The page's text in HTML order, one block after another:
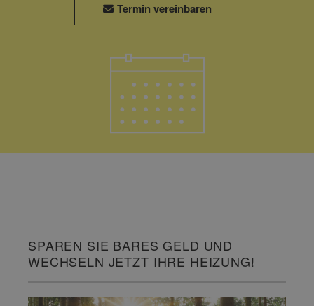
Termin vereinbaren
SPAREN SIE BARES GELD UND
WECHSELN JETZT IHRE HEIZUNG!